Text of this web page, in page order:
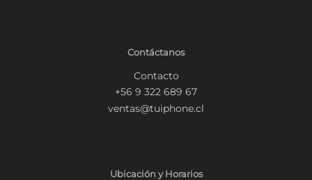
Contáctanos
Contacto
+56 9 322 689 67
ventas@tuiphone.cl
Ubicación y Horarios